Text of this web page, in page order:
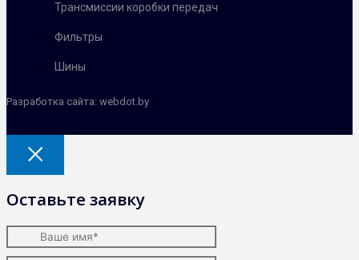
Трансмиссии коробки передач
Фильтры
Шины
Разработка сайта: webdot.by
Оставьте заявку